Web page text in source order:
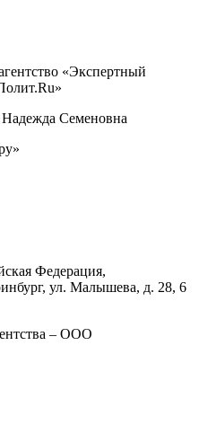
«Экспертный
Семеновна
Федерация,
, ул. Малышева, д. 28, 6
– ООО